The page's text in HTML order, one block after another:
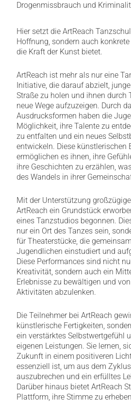
Drogenmissbrauch und
Hier setzt die ArtReach
Hoffnung, sondern auch
die Kraft der Kunst bietet.
ArtReach ist mehr als nur eine
Initiative, die darauf abzielt,
Straße zu holen und ihnen durch
neue Wege aufzuzeigen. Durch
Ausdrucksformen haben die
Möglichkeit, ihre Talente zu
zu entfalten und ein neues
entwickeln. Diese künstlerischen
ermöglichen es ihnen, ihre
ihre Geschichten zu erzählen,
des Wandels in ihrer
Mit der Unterstützung
ArtReach ein Grundstück
eines Tanzstudios begonnen.
nur ein Ort des Tanzes sein,
für Theaterstücke, die
Jugendlichen einstudiert und
Diese Performances sind nicht
Kreativität, sondern auch ein
Erlebnisse zu bewältigen und
Aktivitäten abzulenken.
Die Teilnehmer bei ArtReach
künstlerische Fertigkeiten,
ein verstärktes Selbstwertgefühl
eigenen Leistungen. Sie lernen,
Zukunft in einem positiveren
essenziell ist, um aus dem
auszubrechen und ein erfülltes
Darüber hinaus bietet ArtReach
Plattform, ihre Stimme zu